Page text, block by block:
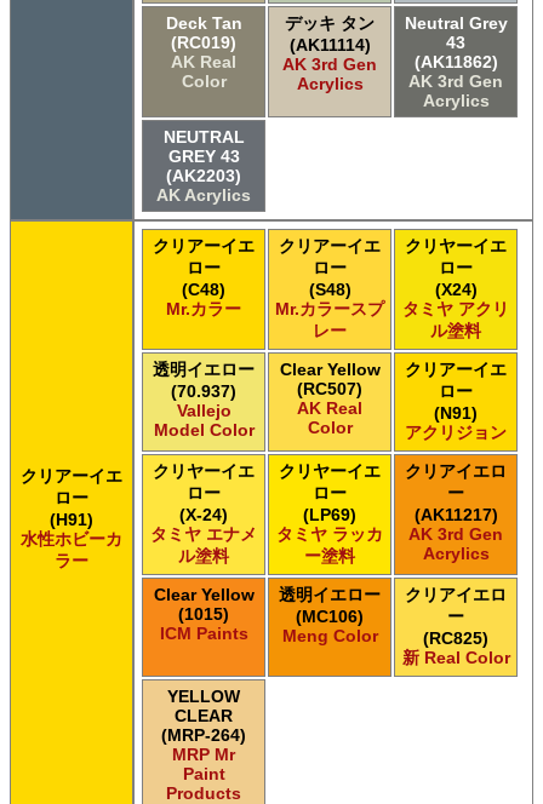
Deck Tan
(RC019)
AK Real
Color
デッキ タン
(AK11114)
AK 3rd Gen
Acrylics
Neutral Grey
43
(AK11862)
AK 3rd Gen
Acrylics
NEUTRAL
GREY 43
(AK2203)
AK Acrylics
クリアーイエ
ロー
(H91)
水性ホビーカ
ラー
クリアーイエ
ロー
(C48)
Mr.カラー
クリアーイエ
ロー
(S48)
Mr.カラースプ
レー
クリヤーイエ
ロー
(X24)
タミヤ アクリ
ル塗料
透明イエロー
(70.937)
Vallejo
Model Color
Clear Yellow
(RC507)
AK Real
Color
クリアーイエ
ロー
(N91)
アクリジョン
クリヤーイエ
ロー
(X-24)
タミヤ エナメ
ル塗料
クリヤーイエ
ロー
(LP69)
タミヤ ラッカ
ー塗料
クリアイエロ
ー
(AK11217)
AK 3rd Gen
Acrylics
Clear Yellow
(1015)
ICM Paints
透明イエロー
(MC106)
Meng Color
クリアイエロ
ー
(RC825)
新 Real Color
YELLOW
CLEAR
(MRP-264)
MRP Mr
Paint
Products